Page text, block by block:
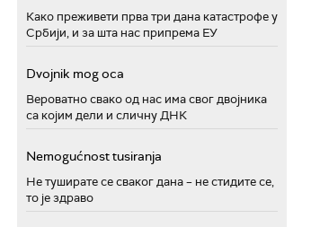
Како преживети прва три дана катастрофе у
Србији, и за шта нас припрема ЕУ
Dvojnik mog oca
Вероватно свако од нас има свог двојника
са којим дели и сличну ДНК
Nemogućnost tusiranja
Не туширате се сваког дана – не стидите се,
то је здраво